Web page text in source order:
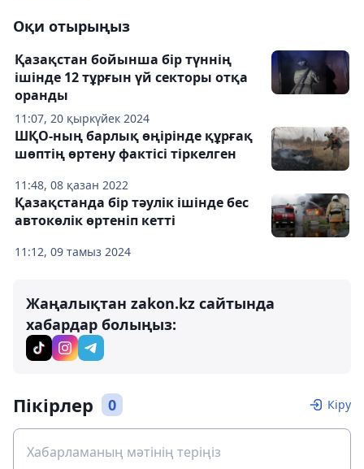
Оқи отырыңыз
11:07, 20 қыркүйек 2024
Қазақстан бойынша бір түннің
ішінде 12 тұрғын үй секторы отқа
оранды
11:48, 08 қазан 2022
ШҚО-ның барлық өңірінде құрғақ
шөптің өртену фактісі тіркелген
11:12, 09 тамыз 2024
Қазақстанда бір тәулік ішінде бес
автокөлік өртеніп кетті
Жаңалықтан zakon.kz сайтында
хабардар болыңыз:
Пікірлер 0 Кіру